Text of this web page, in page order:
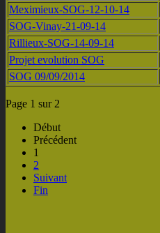
Meximieux-SOG-12-10-14
SOG-Vinay-21-09-14
Rillieux-SOG-14-09-14
Projet evolution SOG
SOG 09/09/2014
Page 1 sur 2
Début
Précédent
1
2
Suivant
Fin